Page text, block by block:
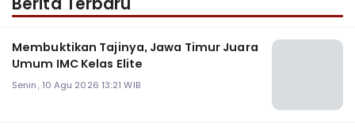
Membuktikan Tajinya, Jawa Timur Juara
Umum IMC Kelas Elite
Senin, 10 Agu 2026 13:21 WIB